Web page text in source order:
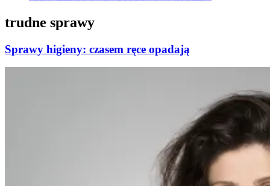
trudne sprawy
Sprawy higieny: czasem ręce opadają